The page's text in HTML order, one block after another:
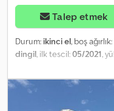
Talep etmek
Durum: ikinci el, boş ağırlık:
dingil, ilk tescil:05/2021,
mm, yükleme alanı hacmi:
385/65 R22,5
, dingil
, Boş